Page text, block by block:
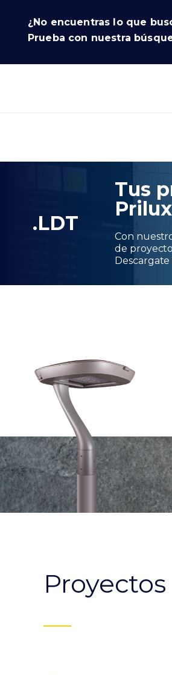
¿No encuentras lo que
Prueba con nuestra
.LDT
Tus
Prilux
Con
de